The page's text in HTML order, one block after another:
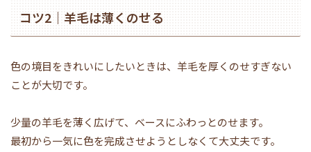
コツ2｜羊毛は薄くのせる
色の境目をきれいにしたいときは、羊毛を厚くのせすぎない
ことが大切です。
少量の羊毛を薄く広げて、ベースにふわっとのせます。
最初から一気に色を完成させようとしなくて大丈夫です。